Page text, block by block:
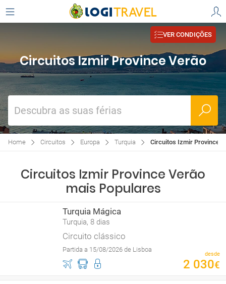
VER CONDIÇÕES
Circuitos Izmir Province Verão
Descubra as suas férias
Home Circuitos Europa Turquia Circuitos Izmir Province
Circuitos Izmir Province Verão
mais Populares
Turquia Mágica
Turquia, 8 dias
Circuito clássico
Partida a 15/08/2026 de Lisboa
desde
2 030€